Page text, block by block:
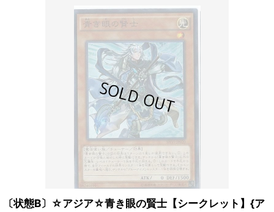
〔状態B〕☆アジア☆青き眼の賢士【シークレット】{ア